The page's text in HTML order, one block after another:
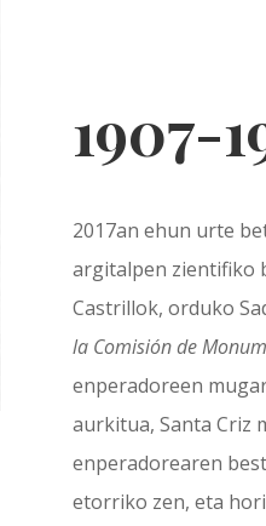
1907-
2017an ehun urte
argitalpen zientifiko
Castrillok, orduko
la Comisión de
enperadoreen
aurkitua, Santa Criz
enperadorearen
etorriko zen, eta hori